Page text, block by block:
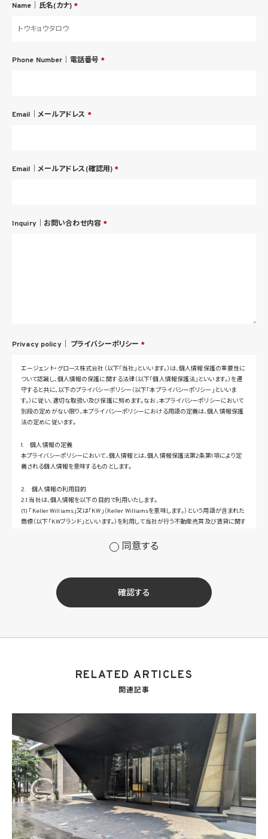
Name｜氏名(カナ) *
Phone Number｜電話番号 *
Email｜メールアドレス *
Email｜メールアドレス(確認用) *
Inquiry｜お問い合わせ内容 *
Privacy policy｜ プライバシーポリシー *
エージェント・グロース株式会社（以下「当社」といいます。）は、個人情報保護の重要性に
ついて認識し、個人情報の保護に関する法律（以下「個人情報保護法」といいます。）を遵
守すると共に、以下のプライバシーポリシー（以下「本プライバシーポリシー」といいま
す。）に従い、適切な取扱い及び保護に努めます。なお、本プライバシーポリシーにおいて
別段の定めがない限り、本プライバシーポリシーにおける用語の定義は、個人情報保護
法の定めに従います。
1. 個人情報の定義
本プライバシーポリシーにおいて、個人情報とは、個人情報保護法第2条第1項により定
義される個人情報を意味するものとします。
2. 個人情報の利用目的
2.1 当社は、個人情報を以下の目的で利用いたします。
(1) 「Keller Williams」又は「KW」（Keller Williamsを意味します。）という用語が含まれた
商標（以下「KWブランド」といいます。）を利用して当社が行う不動産売買及び賃貸に関す
(2) 当社サービス及び当社がKWブランドのライセンスを行う対象となる事業者（サブラ
せ等への対応のため
(3) 当社の商品、サービス等のご案内のため
(4) 当社サービスに関する当社の規約、ポリシー等（以下「規約等」といいます。）に違反す
る行為に対する対応のため
の開発等に役立てるため
も外国に所在する場合を含みます。）に対し個人情報（(i)当社サービスにおける顧客に関
ため。なお、KWエージェントとは、KW加盟店の業務に従事する個人を意味します。また、
(8) 当社サービスを介して販売等が行われる物件に関する情報について、当社、KWライ
センサー、その他KWブランドを利用して事業を行う事業者のポータルサイト、ウェブ広
告、その他インターネット上において公開するため
(9) 雇用管理及び社内手続のため（役職員の個人情報について）、並びに人材採用活動
における選考及び連絡のため（応募者の個人情報について）
(10) KWエージェント並びに当社及びKW加盟店の役職員に関する情報に関して、当該
情報を当社又はKWライセンサーが運営するウェブサイト（当社又はKWライセンサーか
ら委託を受けた第三者によって運営されるウェブサイトを含み、当該ウェブサイトが一般
向けに公開される場合を含みます。）上に掲載するため
(11) 株主管理、会社法その他法令上の手続対応のため（株主、新株予約権者等の個人情
報について）
(12) 当社のサービスを通じて実施された不動産に関する取引の実績について、個人を識
同意する
確認する
RELATED ARTICLES
関連記事